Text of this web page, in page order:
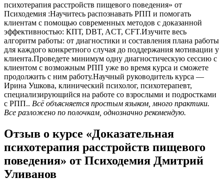
психотерапия расстройств пищевого поведения» от
Психодемия :Научитесь распознавать РПП и помогать
клиентам с помощью современных методов с доказанной
эффективностью: КПТ, DBT, ACT, CFT.Изучите весь
алгоритм работы: от диагностики и составления плана работы
для каждого конкретного случая до поддержания мотивации у
клиента.Проведете минимум одну диагностическую сессию с
клиентом с возможным РПП уже во время курса и сможете
продолжить с ним работу.Научный руководитель курса —
Ирина Ушкова, клинический психолог, психотерапевт,
специализирующийся на работе со взрослыми и подростками
с РПП.. Всё объясняется простым языком, много практики.
Все разложено по полочкам, однозначно рекомендую.
Отзыв о курсе «Доказательная
психотерапия расстройств пищевого
поведения» от Психодемия Дмитрий
Уливанов